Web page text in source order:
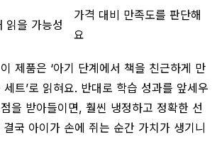
읽을 가능성
가격 대비 만족도를 판단해
요
제품은 ‘아기 단계에서 책을 친근하게 만
트’로 읽혀요. 반대로 학습 성과를 앞세우
을 받아들이면, 훨씬 냉정하고 정확한 선
국 아이가 손에 쥐는 순간 가치가 생기니